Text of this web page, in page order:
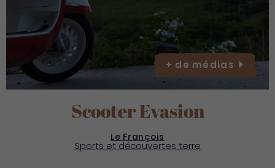
Scooter Evasion
Le François
Sports et découvertes terre
+ de médias